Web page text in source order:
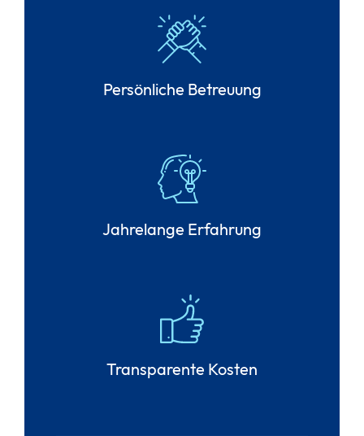
Persönliche Betreuung
Jahrelange Erfahrung
Transparente Kosten